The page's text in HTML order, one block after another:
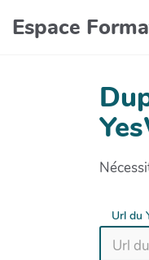
Aller au contenu
Espace
Url du